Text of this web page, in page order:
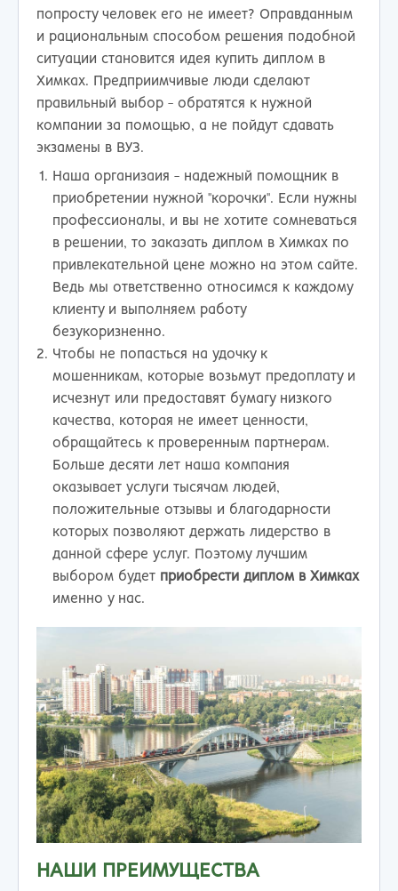
попросту человек его не имеет? Оправданным
и рациональным способом решения подобной
ситуации становится идея купить диплом в
Химках. Предприимчивые люди сделают
правильный выбор - обратятся к нужной
компании за помощью, а не пойдут сдавать
экзамены в ВУЗ.
Наша организаия - надежный помощник в
приобретении нужной "корочки". Если нужны
профессионалы, и вы не хотите сомневаться
в решении, то заказать диплом в Химках по
привлекательной цене можно на этом сайте.
Ведь мы ответственно относимся к каждому
клиенту и выполняем работу
безукоризненно.
Чтобы не попасться на удочку к
мошенникам, которые возьмут предоплату и
исчезнут или предоставят бумагу низкого
качества, которая не имеет ценности,
обращайтесь к проверенным партнерам.
Больше десяти лет наша компания
оказывает услуги тысячам людей,
положительные отзывы и благодарности
которых позволяют держать лидерство в
данной сфере услуг. Поэтому лучшим
выбором будет приобрести диплом в Химках
именно у нас.
НАШИ ПРЕИМУЩЕСТВА